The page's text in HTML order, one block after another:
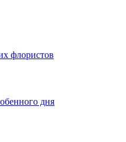
флористов
дня